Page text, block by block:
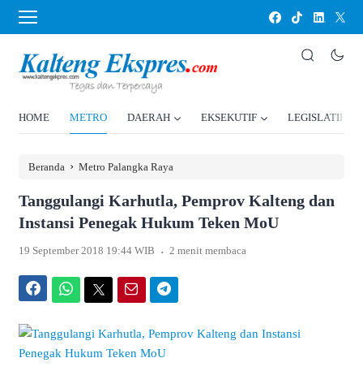
HOME METRO DAERAH EKSEKUTIF LEGISLATIF
Beranda › Metro Palangka Raya
Tanggulangi Karhutla, Pemprov Kalteng dan
Instansi Penegak Hukum Teken MoU
19 September 2018 19:44 WIB . 2 menit membaca